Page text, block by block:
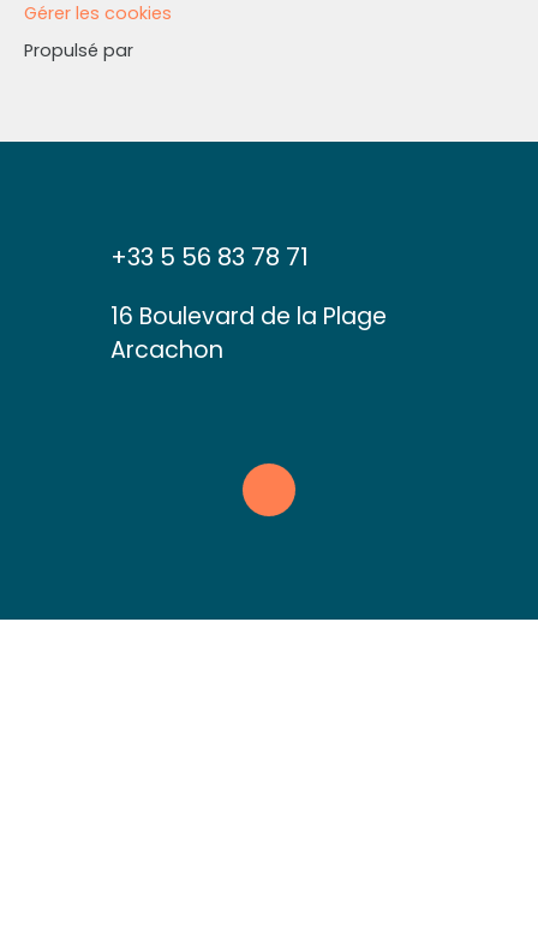
Gérer les cookies
Propulsé par
+33 5 56 83 78 71
16 Boulevard de la Plage
Arcachon